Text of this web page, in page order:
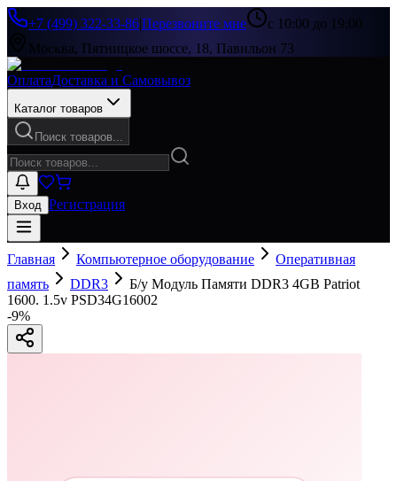
+7 (499) 322-33-86|Перезвоните мне
с 10:00 до 19:00
Москва, Пятницкое шоссе, 18, Павильон 73
ОплатаДоставка и Самовывоз
Каталог товаров
Поиск товаров...
Вход Регистрация
Главная Компьютерное оборудование
Оперативная
память
DDR3
Б/у Модуль Памяти DDR3 4GB Patriot
1600. 1.5v PSD34G16002
-9%